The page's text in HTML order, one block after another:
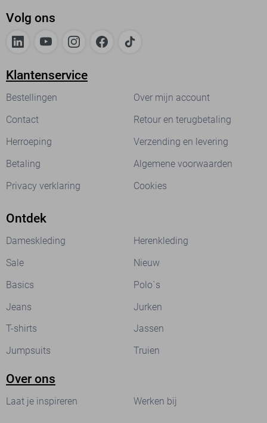
Volg ons
Klantenservice
Bestellingen
Over mijn account
Contact
Retour en terugbetaling
Herroeping
Verzending en levering
Betaling
Algemene voorwaarden
Privacy verklaring
Cookies
Ontdek
Dameskleding
Herenkleding
Sale
Nieuw
Basics
Polo`s
Jeans
Jurken
T-shirts
Jassen
Jumpsuits
Truien
Over ons
Laat je inspireren Werken bij